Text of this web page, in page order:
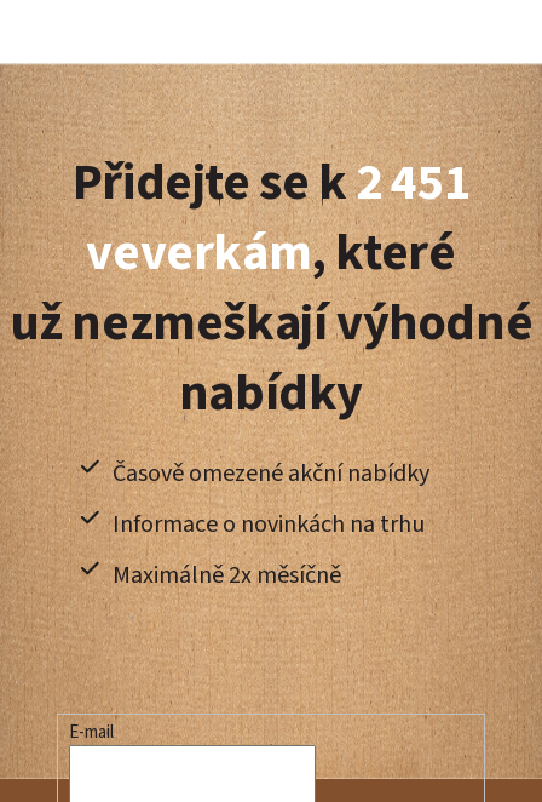
Z
á
p
a
t
í
Přidejte se k2 451
veverkám, které
už nezmeškají výhodné
nabídky
Časově omezené akční nabídky
Informace o novinkách na trhu
Maximálně 2x měsíčně
E-mail